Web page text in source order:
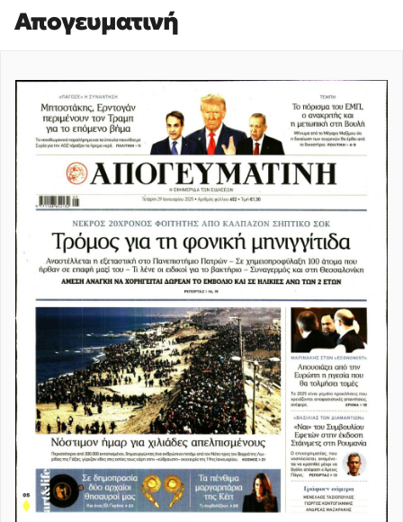
Απογευματινή